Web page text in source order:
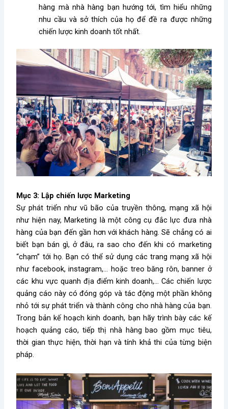
hàng mà nhà hàng bạn hướng tới, tìm hiểu những
nhu cầu và sở thích của họ để đề ra được những
chiến lược kinh doanh tốt nhất.
Mục 3: Lập chiến lược Marketing
Sự phát triển như vũ bão của truyền thông, mạng xã hội
như hiện nay, Marketing là một công cụ đắc lực đưa nhà
hàng của bạn đến gần hơn với khách hàng. Sẽ chẳng có ai
biết bạn bán gì, ở đâu, ra sao cho đến khi có marketing
“chạm” tới họ. Bạn có thể sử dụng các trang mạng xã hội
như facebook, instagram,… hoặc treo băng rôn, banner ở
các khu vực quanh địa điểm kinh doanh,… Các chiến lược
quảng cáo này có đóng góp và tác động một phần không
nhỏ tới sự phát triển và thành công cho nhà hàng của bạn.
Trong bản kế hoạch kinh doanh, bạn hãy trình bày các kế
hoạch quảng cáo, tiếp thị nhà hàng bao gồm mục tiêu,
thời gian thực hiện, thời hạn và tính khả thi của từng biện
pháp.